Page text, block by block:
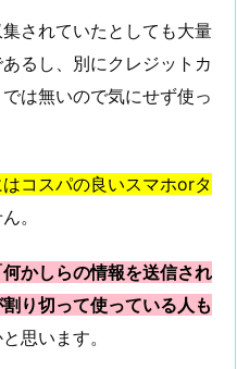
されていたとしても大量
るし、別にクレジットカ
は無いので気にせず使っ
コスパの良いスマホorタ
。
何かしらの情報を送信され
り切って使っている人も
思います。